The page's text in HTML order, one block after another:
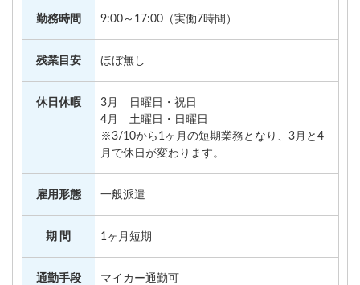
勤務時間 9:00～17:00（実働7時間）
残業目安 ほぼ無し
休日休暇
3月 日曜日・祝日
4月 土曜日・日曜日
※3/10から1ヶ月の短期業務となり、3月と4
月で休日が変わります。
雇用形態 一般派遣
期 間 1ヶ月短期
通勤手段 マイカー通勤可